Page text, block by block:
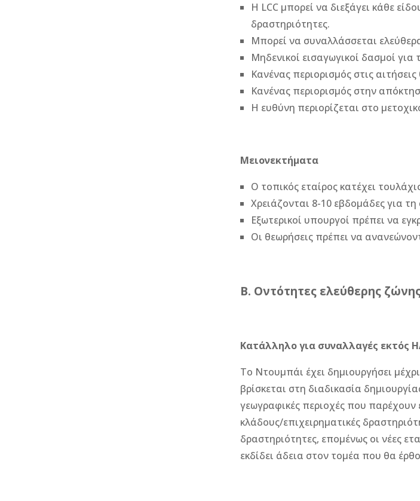
Η LCC μπορεί να διεξάγει κάθε
δραστηριότητες.
Μπορεί να συναλλάσσεται
Μηδενικοί εισαγωγικοί δασμοί
Κανένας περιορισμός στις
Κανένας περιορισμός στην
Η ευθύνη περιορίζεται στο
Μειονεκτήματα
Ο τοπικός εταίρος κατέχει
Χρειάζονται 8-10 εβδομάδες για
Εξωτερικοί υπουργοί πρέπει να
Οι θεωρήσεις πρέπει να
B. Οντότητες ελεύθερης
Κατάλληλο για συναλλαγές εκτός
Το Ντουμπάι έχει δημιουργήσει
βρίσκεται στη διαδικασία
γεωγραφικές περιοχές που παρέχουν
κλάδους/επιχειρηματικές
δραστηριότητες, επομένως οι νέες
εκδίδει άδεια στον τομέα που θα